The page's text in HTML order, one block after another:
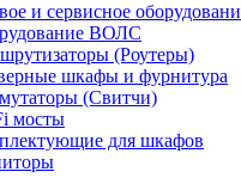
и сервисное оборудовани
ВОЛС
(Роутеры)
шкафы и фурнитура
(Свитчи)
мосты
для шкафов